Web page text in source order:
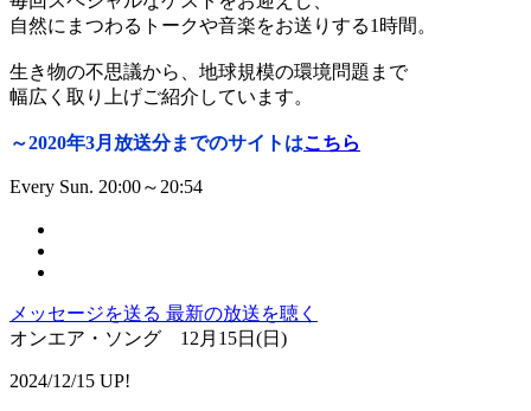
自然にまつわるトークや音楽をお送りする1時間。
生き物の不思議から、地球規模の環境問題まで
幅広く取り上げご紹介しています。
～2020年3月放送分までのサイトはこちら
Every Sun. 20:00～20:54
メッセージを送る 最新の放送を聴く
オンエア・ソング 12月15日(日)
2024/12/15 UP!